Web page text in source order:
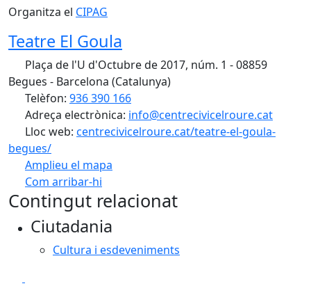
Organitza el CIPAG
Teatre El Goula
Plaça de l'U d'Octubre de 2017, núm. 1 - 08859
Begues - Barcelona (Catalunya)
Telèfon: 936 390 166
Adreça electrònica: info@centrecivicelroure.cat
Lloc web: centrecivicelroure.cat/teatre-el-goula-
begues/
Amplieu el mapa
Com arribar-hi
+
−
Contingut relacionat
Ciutadania
Cultura i esdeveniments